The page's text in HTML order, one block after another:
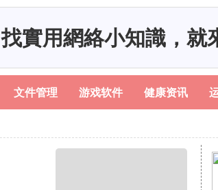
找實用網絡小知識，就
文件管理 游戏软件 健康资讯